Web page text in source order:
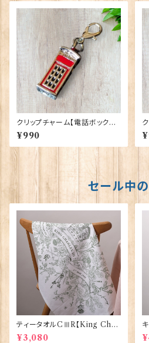
クリップチャーム【電話ボックス】
Euro Stick 90193-D〔UCO
C9〕
¥990
セール中
ティータオルCⅢR【King Char
lesⅢ Coronation】Victoria
¥3,080